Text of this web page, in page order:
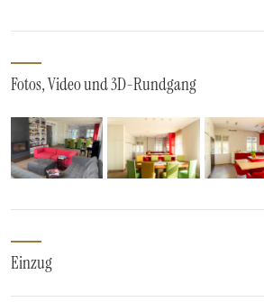
Fotos, Video und 3D-Rundgang
Einzug